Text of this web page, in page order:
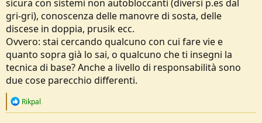
sicura con sistemi non autobloccanti (diversi p.es dal
gri-gri), conoscenza delle manovre di sosta, delle
discese in doppia, prusik ecc.
Ovvero: stai cercando qualcuno con cui fare vie e
quanto sopra già lo sai, o qualcuno che ti insegni la
tecnica di base? Anche a livello di responsabilità sono
due cose parecchio differenti.
R
Rikpal